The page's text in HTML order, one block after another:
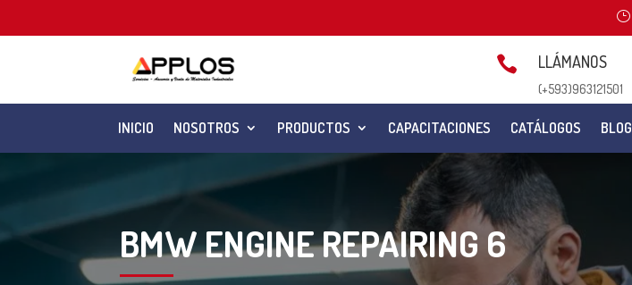
 LLÁMANOS
(+593)963121501
INICIO NOSOTROS PRODUCTOS CAPACITACIONES CATÁLOGOS BLOG
BMW ENGINE REPAIRING 6